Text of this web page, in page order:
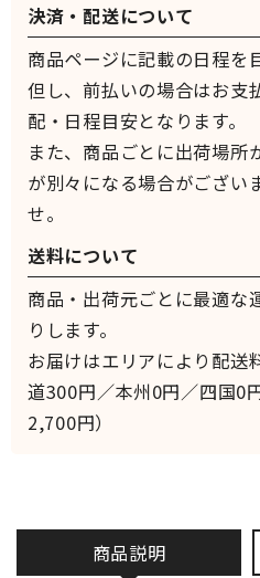
商品説明
決済・配送について
商品ページに記載の日程を
但し、前払いの場合はお支
配・日程目安となります。
また、商品ごとに出荷場所
が別々になる場合がござい
せ。
送料について
商品・出荷元ごとに最適な
りします。
お届けはエリアにより配送
道300円／本州0円／四国0
2,700円）